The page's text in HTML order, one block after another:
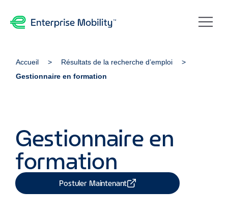
Accueil
Résultats de la recherche d’emploi
Gestionnaire en formation
Gestionnaire en
formation
Postuler Maintenant